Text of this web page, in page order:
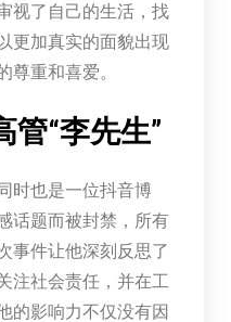
视了自己的生活，找
更加真实的面貌出现
尊重和喜爱。
管“李先生”
时也是一位抖音博
话题而被封禁，所有
事件让他深刻反思了
注社会责任，并在工
的影响力不仅没有因